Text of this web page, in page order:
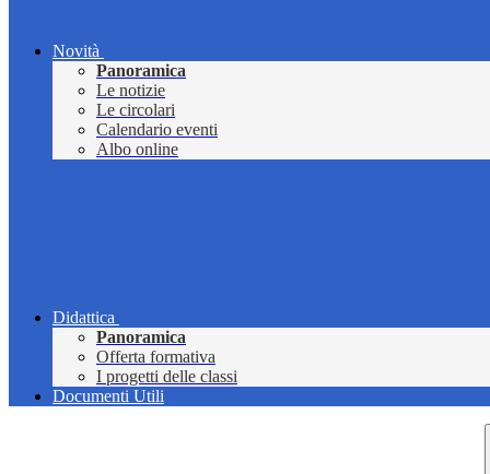
Novità
Panoramica
Le notizie
Le circolari
Calendario eventi
Albo online
Didattica
Panoramica
Offerta formativa
I progetti delle classi
Documenti Utili